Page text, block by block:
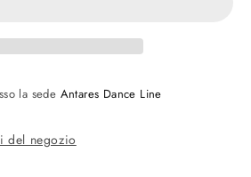
la sede Antares Dance Line
del negozio